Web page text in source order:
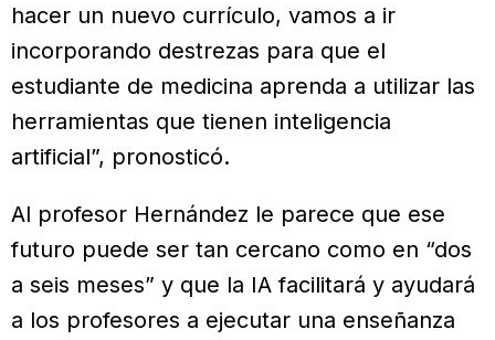
hacer un nuevo currículo, vamos a ir
incorporando destrezas para que el
estudiante de medicina aprenda a utilizar las
herramientas que tienen inteligencia
artificial”, pronosticó.
Al profesor Hernández le parece que ese
futuro puede ser tan cercano como en “dos
a seis meses” y que la IA facilitará y ayudará
a los profesores a ejecutar una enseñanza